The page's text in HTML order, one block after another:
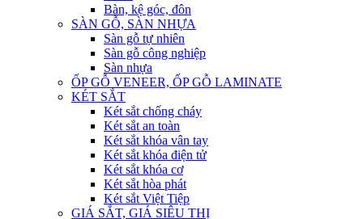
Bàn, kệ góc, đôn
SÀN GỖ, SÀN NHỰA
Sàn gỗ tự nhiên
Sàn gỗ công nghiệp
Sàn nhựa
ỐP GỖ VENEER, ỐP GỖ LAMINATE
KÉT SẮT
Két sắt chống cháy
Két sắt an toàn
Két sắt khóa vân tay
Két sắt khóa điện tử
Két sắt khóa cơ
Két sắt hòa phát
Két sắt Việt Tiệp
GIÁ SẮT, GIÁ SIÊU THỊ